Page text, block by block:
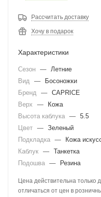
Рассчитать доставку
Хочу в подарок
Характеристики
Сезон —
Летние
Вид
—
Босоножки
Бренд
— CAPRICE
Верх
—
Кожа
Высота каблука — 5.5
Цвет — Зеленый
Подкладка —
Кожа
Каблук — Танкетка
Подошва — Резина
Цена действительна только
отличаться от цен в